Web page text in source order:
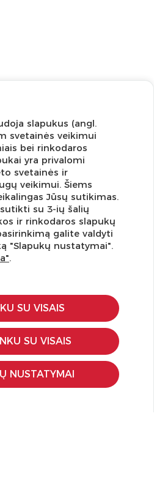
ir pirmi gaukite geriausius
slapukus (angl.
svetainės veikimui
bei rinkodaros
yra privalomi
svetainės ir
veikimui. Šiems
Jūsų sutikimas.
su 3-ių šalių
ir rinkodaros slapukų
galite valdyti
"Slapukų nustatymai".
.
SU VISAIS
SU VISAIS
NUSTATYMAI